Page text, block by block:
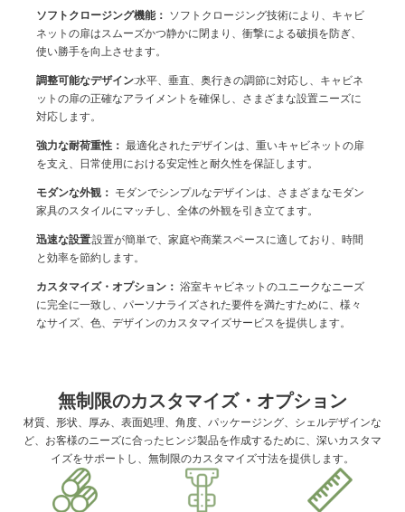
ソフトクロージング機能： ソフトクロージング技術により、キャビ
ネットの扉はスムーズかつ静かに閉まり、衝撃による破損を防ぎ、
使い勝手を向上させます。
調整可能なデザイン:水平、垂直、奥行きの調節に対応し、キャビネ
ットの扉の正確なアライメントを確保し、さまざまな設置ニーズに
対応します。
強力な耐荷重性： 最適化されたデザインは、重いキャビネットの扉
を支え、日常使用における安定性と耐久性を保証します。
モダンな外観： モダンでシンプルなデザインは、さまざまなモダン
家具のスタイルにマッチし、全体の外観を引き立てます。
迅速な設置:設置が簡単で、家庭や商業スペースに適しており、時間
と効率を節約します。
カスタマイズ・オプション： 浴室キャビネットのユニークなニーズ
に完全に一致し、パーソナライズされた要件を満たすために、様々
なサイズ、色、デザインのカスタマイズサービスを提供します。
無制限のカスタマイズ・オプション
材質、形状、厚み、表面処理、角度、パッケージング、シェルデザインな
ど、お客様のニーズに合ったヒンジ製品を作成するために、深いカスタマ
イズをサポートし、無制限のカスタマイズ寸法を提供します。